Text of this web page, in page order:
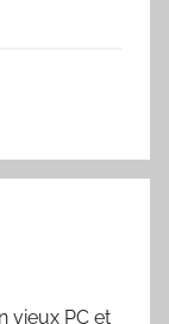
vieux PC et